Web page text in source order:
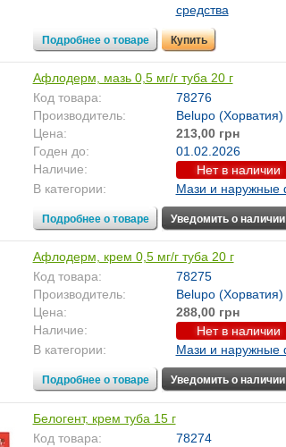
средства
Подробнее о товаре Купить
Афлодерм, мазь 0,5 мг/г туба 20 г
Код товара:
78276
Производитель:
Belupo (Хорватия)
Цена:
213,00 грн
Годен до:
01.02.2026
Наличие:
Нет в наличии
В категории:
Мази и
Подробнее о товаре Уведомить о наличии
Афлодерм, крем 0,5 мг/г туба 20 г
Код товара:
78275
Производитель:
Belupo (Хорватия)
Цена:
288,00 грн
Наличие:
Нет в наличии
В категории:
Мази и
Подробнее о товаре Уведомить о наличии
Белогент, крем туба 15 г
Код товара:
78274